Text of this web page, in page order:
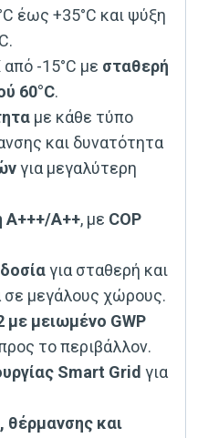
έως +35°C και ψύξη
-15°C με σταθερή
60°C.
με κάθε τύπο
και δυνατότητα
για μεγαλύτερη
A+++/A++, με COP
για σταθερή και
σε μεγάλους χώρους.
με μειωμένο GWP
το περιβάλλον.
Smart Grid για
θέρμανσης και